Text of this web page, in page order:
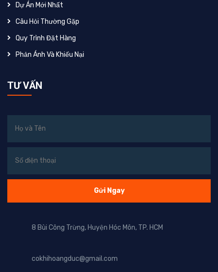
Dự Án Mới Nhất
Câu Hỏi Thường Gặp
Quy Trình Đặt Hàng
Phản Ánh Và Khiếu Nại
TƯ VẤN
8 Bùi Công Trừng, Huyện Hóc Môn, TP. HCM
cokhihoangduc@gmail.com